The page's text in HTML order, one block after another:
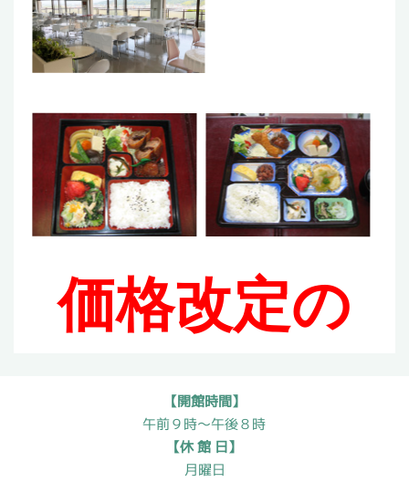
【開館時間】
午前９時～午後８時
【休 館 日】
月曜日